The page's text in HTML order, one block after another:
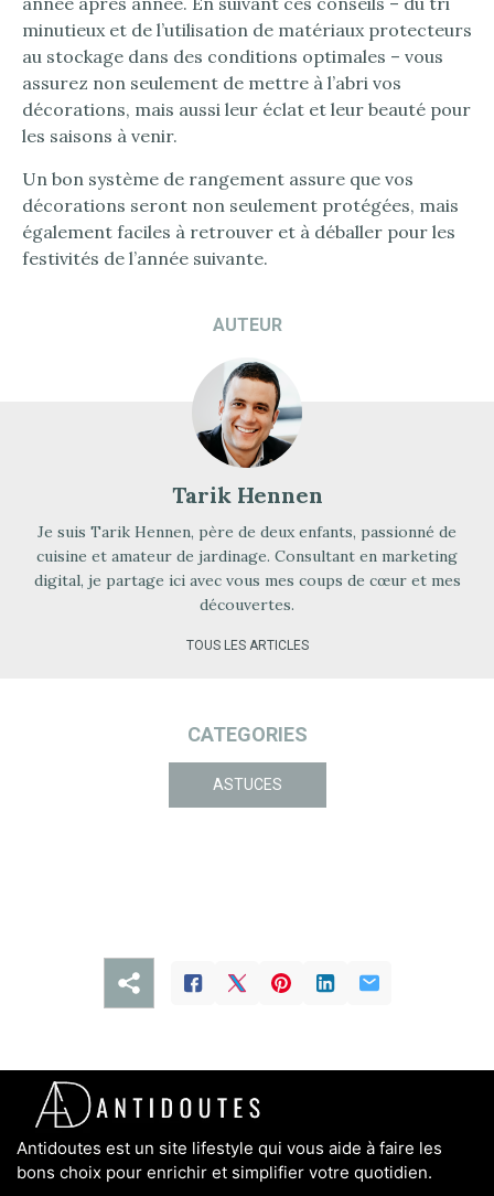
minutieux et de l’utilisation de matériaux protecteurs
au stockage dans des conditions optimales – vous
assurez non seulement de mettre à l’abri vos
décorations, mais aussi leur éclat et leur beauté pour
les saisons à venir.
Un bon système de rangement assure que vos
décorations seront non seulement protégées, mais
également faciles à retrouver et à déballer pour les
festivités de l’année suivante.
AUTEUR
Tarik Hennen
Je suis Tarik Hennen, père de deux enfants, passionné de
cuisine et amateur de jardinage. Consultant en marketing
digital, je partage ici avec vous mes coups de cœur et mes
découvertes.
TOUS LES ARTICLES
CATEGORIES
ASTUCES
Antidoutes est un site lifestyle qui vous aide à faire les
bons choix pour enrichir et simplifier votre quotidien.